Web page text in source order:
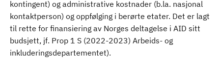
kontingent) og administrative kostnader (b.la. nasjonal
kontaktperson) og oppfølging i berørte etater. Det er lagt
til rette for finansiering av Norges deltagelse i AID sitt
budsjett, jf. Prop 1 S (2022-2023) Arbeids- og
inkluderingsdepartementet).